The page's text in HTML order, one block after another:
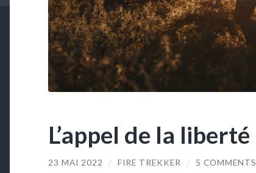
L’appel de la liberté
23 MAI 2022 / FIRE TREKKER / 5 COMMENTS